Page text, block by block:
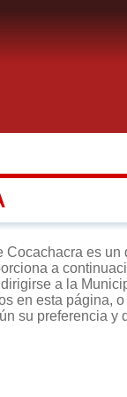
es un
a
a la
en esta página,
su preferencia y